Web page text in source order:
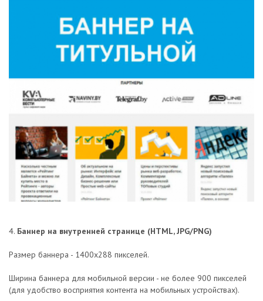
4. Баннер на внутренней странице (HTML, JPG/PNG)
Размер баннера - 1400х288 пикселей.
Ширина баннера для мобильной версии - не более 900 пикселей
(для удобство восприятия контента на мобильных устройствах).